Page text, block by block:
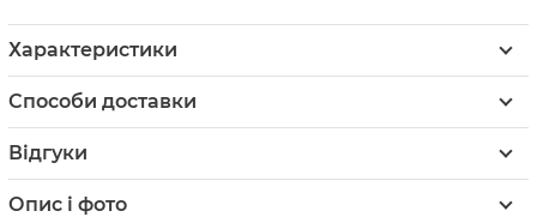
Характеристики
Способи доставки
Відгуки
Опис і фото